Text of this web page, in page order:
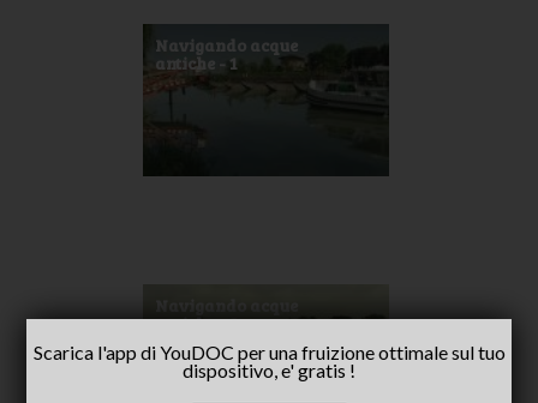
Navigando acque
antiche - 1
antiche - 2
Scarica l'app di YouDOC per una fruizione ottimale sul tuo
dispositivo, e' gratis !